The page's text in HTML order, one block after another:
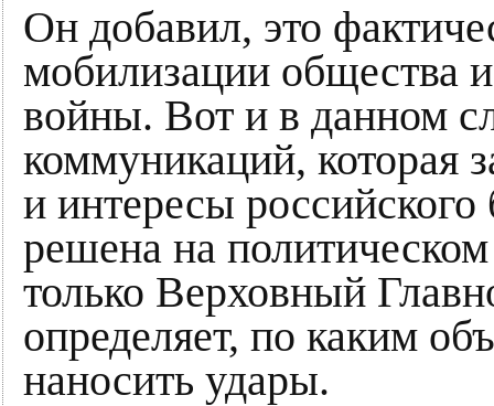
Он добавил, это
мобилизации общества
войны. Вот и в данном
коммуникаций, которая
и интересы
решена на
только Верховный
определяет, по каким
наносить удары.